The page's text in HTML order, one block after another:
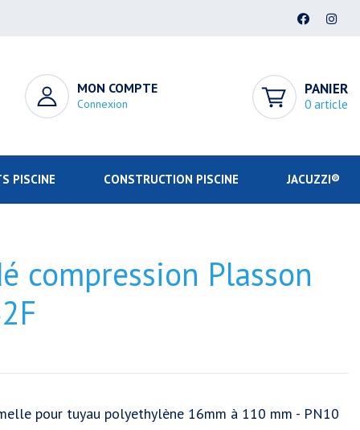
MON COMPTE
Connexion
PANIER
0 article
PISCINE CONSTRUCTION PISCINE JACUZZI®
compression Plasson
pour tuyau polyethylène 16mm à 110 mm - PN10